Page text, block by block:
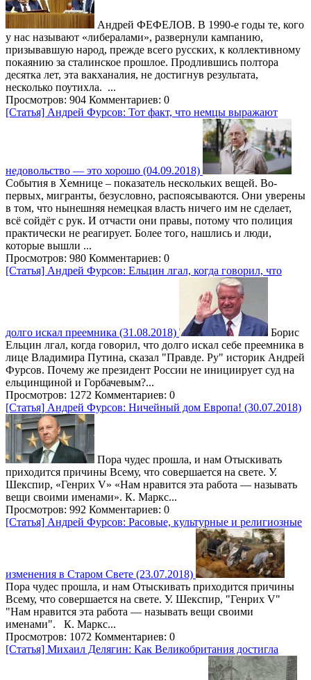
Андрей ФЕФЕЛОВ. В 1990-е годы те, кого
у нас называют «либералами», развернули кампанию,
призывавшую народ, прежде всего русских, к коллективному
покаянию за сталинское прошлое. Продлившись полтора
десятка лет, эта вакханалия, не достигнув результата,
несколько поутихла. ...
Просмотров: 904 Комментариев: 0
[Статья] Андрей Фурсов: Тот факт, что немцы выражают
недовольство — это хорошо (04.09.2018)
События в Хемнице – показатель нескольких вещей. Во-
первых, мигранты, безусловно, распоясываются. Они уверены
в том, что нынешняя немецкая власть ничего им не сделает,
всё сойдёт с рук. И отчасти они правы, потому что полиция
практически не реагирует. Более того, нашлись и люди,
которые вышли ...
Просмотров: 980 Комментариев: 0
[Статья] Андрей Фурсов: Ельцин лгал, когда говорил, что
долго искал преемника (31.08.2018)
Борис
Ельцин лгал, когда говорил, что долго искал себе преемника в
лице Владимира Путина, сказал "Правде. Ру" историк Андрей
Фурсов. Почему же президент России не инициирует суд на
ельцинщиной и Горбачевым?...
Просмотров: 1272 Комментариев: 0
[Статья] Андрей Фурсов: Ничейный дом Европа! (30.07.2018)
Пора чудес прошла, и нам Отыскивать
приходится причины Всему, что совершается на свете. У.
Шекспир, «Генрих V» «Нам нравится эта работа — называть
вещи своими именами». К. Маркс...
Просмотров: 992 Комментариев: 0
[Статья] Андрей Фурсов: Расовые, культурные и религиозные
изменения в Старом Свете (23.07.2018)
Пора чудес прошла, и нам Отыскивать приходится причины
Всему, что совершается на свете. У. Шекспир, "Генрих V"
"Нам нравится эта работа — называть вещи своими
именами". К. Маркс...
Просмотров: 1072 Комментариев: 0
[Статья] Михаил Делягин: Как Великобритания достигла